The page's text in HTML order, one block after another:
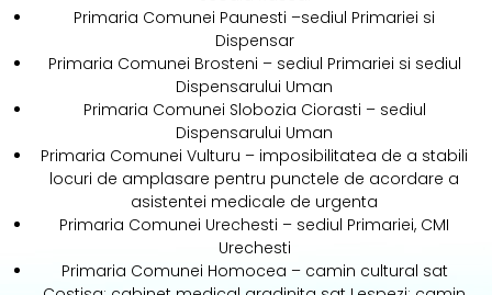
Primaria Comunei Paunesti –sediul Primariei si
Dispensar
Primaria Comunei Brosteni – sediul Primariei si sediul
Dispensarului Uman
Primaria Comunei Slobozia Ciorasti – sediul
Dispensarului Uman
Primaria Comunei Vulturu – imposibilitatea de a stabili
locuri de amplasare pentru punctele de acordare a
asistentei medicale de urgenta
Primaria Comunei Urechesti – sediul Primariei, CMI
Urechesti
Primaria Comunei Homocea – camin cultural sat